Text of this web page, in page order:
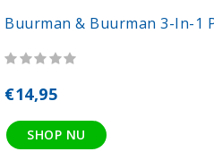
Buurman & Buurman 3-In-1
€14,95
SHOP NU